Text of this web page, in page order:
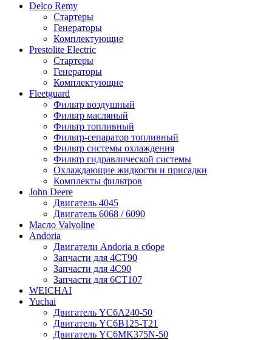
Delco Remy
Стартеры
Генераторы
Комплектующие
Prestolite Electric
Стартеры
Генераторы
Комплектующие
Fleetguard
Фильтр воздушный
Фильтр масляный
Фильтр топливный
Фильтр-сепаратор топливный
Фильтр системы охлаждения
Фильтр гидравлической системы
Охлаждающие жидкости и присадки
Комплекты фильтров
John Deere
Двигатель 4045
Двигатель 6068 / 6090
Масло Valvoline
Andoria
Двигатели Andoria в сборе
Запчасти для 4CT90
Запчасти для 4С90
Запчасти для 6CT107
WEICHAI
Yuchai
Двигатель YC6A240-50
Двигатель YC6B125-T21
Двигатель YC6MK375N-50